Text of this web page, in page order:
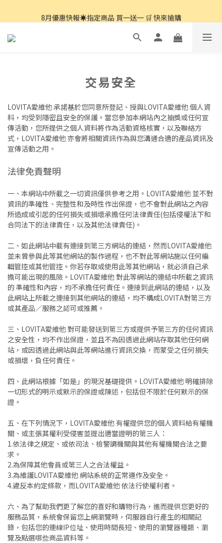
8月優惠快報☀️指定商品 買一送一 🛒 快來搶購
交易安全
LOVITA愛維他 承諾基於您同意所登記、授與LOVITA愛維他 個人資
料，均受到隱密且安全的保護。當您參加本網站內之抽獎或任何宣
傳活動，您所提供之個人資料將作為活動資格核實，以及聯絡方
式，LOVITA愛維他 亦會將相關資訊作為與您溝通合適的產品資訊及
宣傳活動之用。
法律免責聲明
一、本網站中所載之一切資訊僅供參考之用。LOVITA愛維他 並不對
資訊的準確性、完整性和及時性作出保證，也不會對此網站之內容
所造成或引起的任何損失或損壞承擔任何法律責任(包括侵權法下和
合同法下的法律責任，以及其他法律責任)。
二、如此網站中載有連接到第三方網站的連結，然而LOVITA愛維他
並未曾參與此等其他網站的製作過程，也不對此等網站施以任何編
輯管控或其他管控。你若存取或使用此等其他網站，就必須自己承
擔可能出現的風險。LOVITA愛維他 對此等網站的連結中所載之資訊
的 準確性和內容，均不承擔任何責任。連接到此網站的連結，以及
此網站上所載之連接到其他網站的連結，均不構成LOVITA對第三方
或其產品／服務之認可或推薦。
三、LOVITA愛維他 對可能發送到第三方或提供予第三方的任何資訊
之安全性，均不作出保證，並且不為因透過此網站存取其他任何網
站，或因透過此網站與此等網站進行資訊交換，而蒙受之任何損失
或損壞，負任何責任。
四、此網站根據「如是」的現況基礎提供。LOVITA愛維他 明確排除
一切形式的明示或默示的保證或陳述，包括但不限於任何默示的保
證。
五、在下列情況下，LOVITA愛維他 有權提供您的個人資料給有權機
關、或主張其權利受侵害並提出適當證明的第三人：
1.依法律之規定、或依司法、檢警調機關與其他有權機關合法之要
求。
2.為保障其他會員或第三人之合法權益。
3.為維護LOVITA愛維他 網站系統的正常運作及安全。
4.違反本約定條款，而LOVITA愛維他 依法行使權利者。
六、為了幫助我們更了解您的喜好和購物行為，進而提供您更好的
服務品質，系統會保留您上網瀏覽時，伺服器自行產生的相關記
錄，包括您的連線IP位址、使用時間長短、使用的瀏覽器種類、瀏
覽及點選哪些商品資料等。